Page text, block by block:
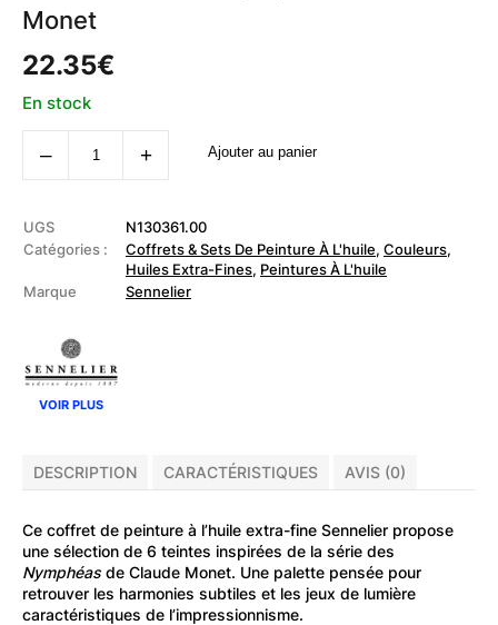
Monet
22.35€
En stock
‒
quantité
de
de
6
tubes
extra-
Nymphéas,
Claude
Monet
+ Ajouter au panier
UGS
N130361.00
Catégories :
Coffrets & Sets De Peinture À L'huile, Couleurs,
Huiles Extra-Fines, Peintures À L'huile
Marque
Sennelier
VOIR PLUS
DESCRIPTION CARACTÉRISTIQUES AVIS (0)
Ce coffret de peinture à l’huile extra-fine Sennelier propose
une sélection de 6 teintes inspirées de la série des
Nymphéas de Claude Monet. Une palette pensée pour
retrouver les harmonies subtiles et les jeux de lumière
caractéristiques de l’impressionnisme.